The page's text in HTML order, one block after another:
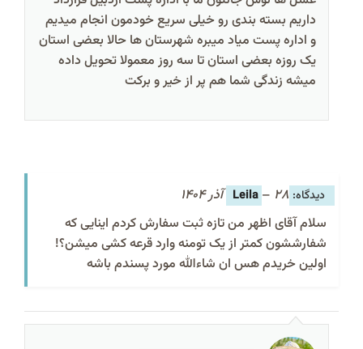
داریم بسته بندی رو خیلی سریع خودمون انجام میدیم
و اداره پست میاد میبره شهرستان ها حالا بعضی استان
یک روزه بعضی استان تا سه روز معمولا تحویل داده
میشه زندگی شما هم پر از خیر و برکت
Leila – 28 آذر 1404
سلام آقای اظهر من تازه ثبت سفارش کردم اینایی که
شفارششون کمتر از یک تومنه وارد قرعه کشی میشن؟!
اولین خریدم هس ان شاءالله مورد پسندم باشه